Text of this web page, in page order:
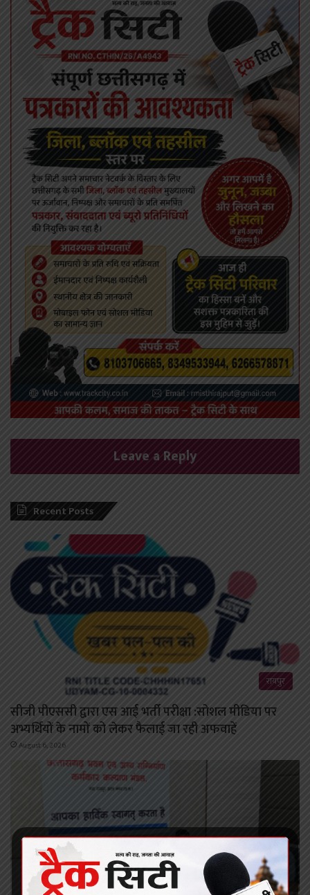
Leave a Reply
Recent Posts
रायपुर
सीजी पीएससी द्वारा एस आई भर्ती परीक्षा :सोशल मीडिया पर
अभ्यर्थियों के नामों को लेकर फैलाई जा रही अफवाहें
August 6, 2026